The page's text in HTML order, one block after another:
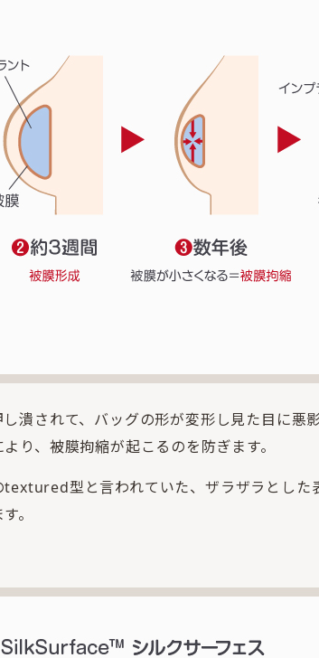
潰されて、バッグの形が変形し見た目に
り、被膜拘縮が起こるのを防ぎます。
型と言われていた、ザラザラとした
。